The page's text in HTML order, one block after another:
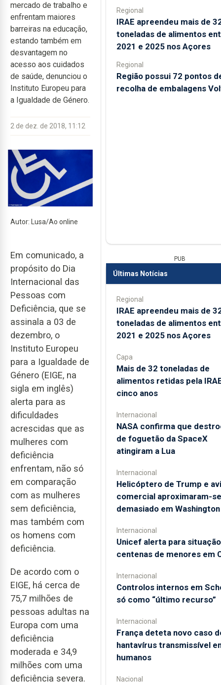
mercado de trabalho e
enfrentam maiores
barreiras na educação,
estando também em
desvantagem no
acesso aos cuidados
de saúde, denunciou o
Instituto Europeu para
a Igualdade de Género.
2 de dez. de 2018, 11:12
Autor: Lusa/Ao online
Em comunicado, a
propósito do Dia
Internacional das
Pessoas com
Deficiência, que se
assinala a 03 de
dezembro, o
Instituto Europeu
para a Igualdade de
Género (EIGE, na
sigla em inglês)
alerta para as
dificuldades
acrescidas que as
mulheres com
deficiência
enfrentam, não só
em comparação
com as mulheres
sem deficiência,
mas também com
os homens com
deficiência.
De acordo com o
EIGE, há cerca de
75,7 milhões de
pessoas adultas na
Europa com uma
deficiência
moderada e 34,9
milhões com uma
deficiência severa.
Regional
IRAE apreendeu mais de
toneladas de alimentos
2021 e 2025 nos Açores
Regional
Região possui 72 pontos
recolha de embalagens
PUB
Últimas Notícias
Regional
IRAE apreendeu mais de
toneladas de alimentos
2021 e 2025 nos Açores
Capa
Mais de 32 toneladas de
alimentos retidas pela
cinco anos
Internacional
NASA confirma que
de foguetão da SpaceX
atingiram a Lua
Internacional
Helicóptero de Trump e
comercial aproximaram-se
demasiado em Washington
Internacional
Unicef alerta para
centenas de menores em
Internacional
Controlos internos em
só como “último recurso”
Internacional
França deteta novo caso
hantavírus transmissível
humanos
Nacional